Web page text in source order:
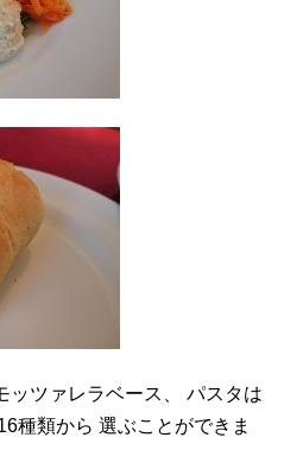
ツァレラベース、
パスタは
種類から 選ぶことができま